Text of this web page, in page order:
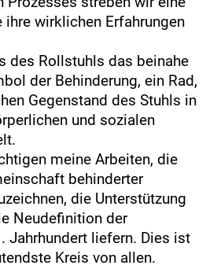
ihre wirklichen Erfahrungen
des Rollstuhls das beinahe
der Behinderung, ein Rad,
Gegenstand des Stuhls in
und sozialen
meine Arbeiten, die
behinderter
die Unterstützung
Neudefinition der
Jahrhundert liefern. Dies ist
Kreis von allen.